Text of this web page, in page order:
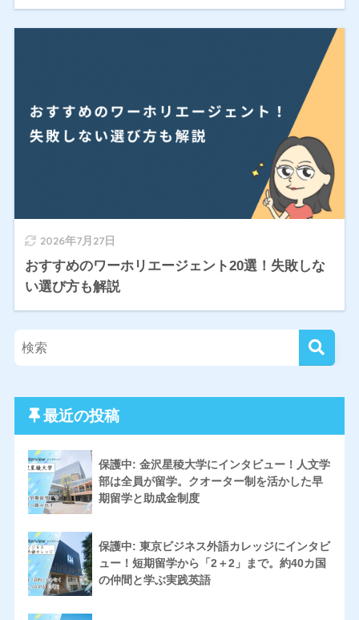
2026年7月27日
おすすめのワーホリエージェント20選！失敗しな
い選び方も解説
最近の投稿
保護中: 金沢星稜大学にインタビュー！人文学
部は全員が留学。クオーター制を活かした早
期留学と助成金制度
保護中: 東京ビジネス外語カレッジにインタビ
ュー！短期留学から「2＋2」まで。約40カ国
の仲間と学ぶ実践英語